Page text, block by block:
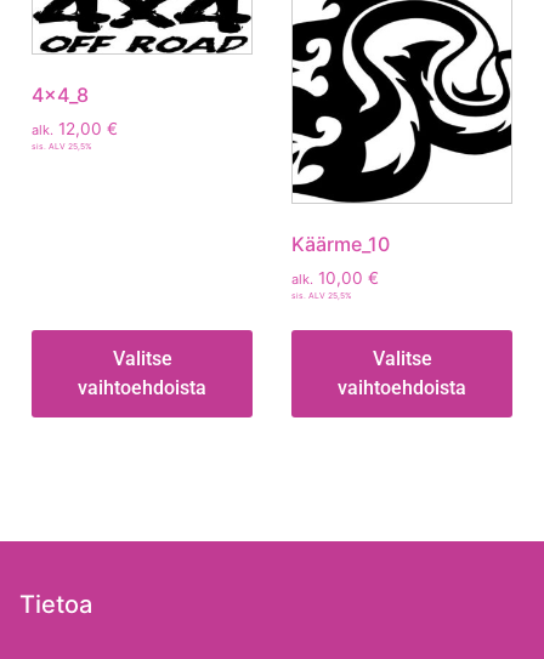
4x4_8
alk. 12,00 €
sis. ALV 25,5%
Valitse
vaihtoehdoista
Käärme_10
alk. 10,00 €
sis. ALV 25,5%
Valitse
vaihtoehdoista
Tietoa